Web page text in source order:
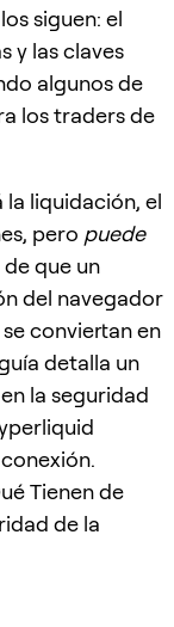
siguen: el
y las claves
algunos de
los traders de
liquidación, el
pero puede
que un
del navegador
conviertan en
detalla un
la seguridad
Tienen de
de la